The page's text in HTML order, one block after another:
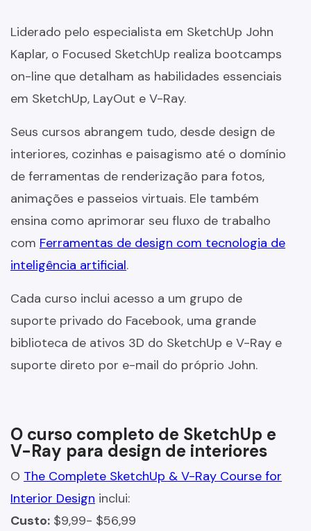
Liderado pelo especialista em SketchUp John
Kaplar, o Focused SketchUp realiza bootcamps
on-line que detalham as habilidades essenciais
em SketchUp, LayOut e V-Ray.
Seus cursos abrangem tudo, desde design de
interiores, cozinhas e paisagismo até o domínio
de ferramentas de renderização para fotos,
animações e passeios virtuais. Ele também
ensina como aprimorar seu fluxo de trabalho
com Ferramentas de design com tecnologia de
inteligência artificial.
Cada curso inclui acesso a um grupo de
suporte privado do Facebook, uma grande
biblioteca de ativos 3D do SketchUp e V-Ray e
suporte direto por e-mail do próprio John.
O curso completo de SketchUp e
V-Ray para design de interiores
O The Complete SketchUp & V-Ray Course for
Interior Design inclui:
Custo: $9,99- $56,99